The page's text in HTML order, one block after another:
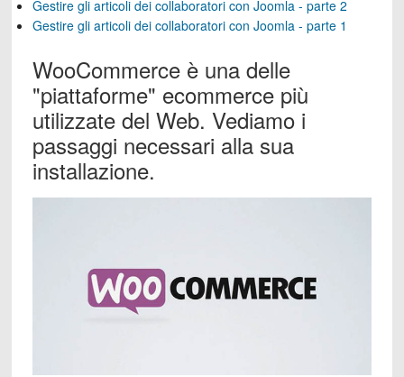
Gestire gli articoli dei collaboratori con Joomla - parte 2
Gestire gli articoli dei collaboratori con Joomla - parte 1
WooCommerce è una delle
"piattaforme" ecommerce più
utilizzate del Web. Vediamo i
passaggi necessari alla sua
installazione.